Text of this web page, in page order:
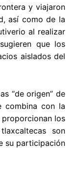
y viajaron
así como de la
al realizar
que los
aislados del
“de origen” de
combina con la
los
son
su participación